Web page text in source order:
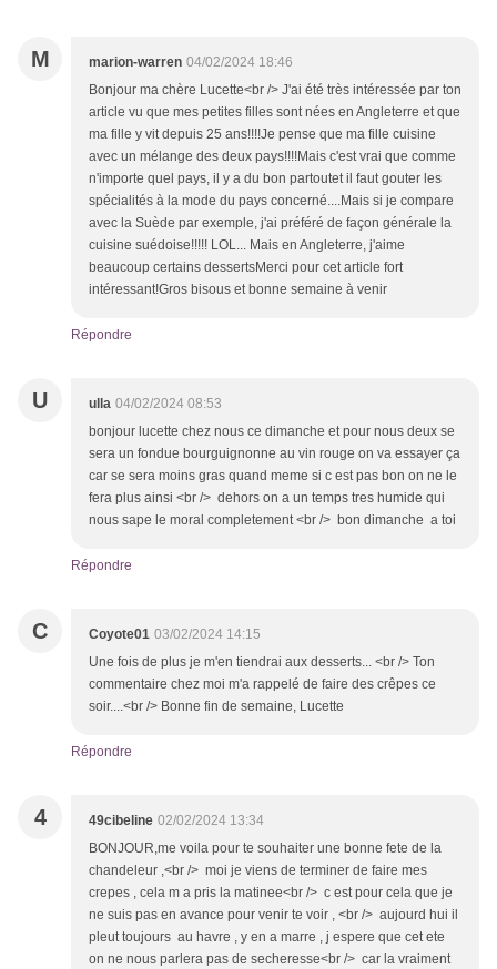
M marion-warren 04/02/2024 18:46
Bonjour ma chère Lucette<br /> J'ai été très intéressée par ton
article vu que mes petites filles sont nées en Angleterre et que
ma fille y vit depuis 25 ans!!!!Je pense que ma fille cuisine
avec un mélange des deux pays!!!!Mais c'est vrai que comme
n'importe quel pays, il y a du bon partoutet il faut gouter les
spécialités à la mode du pays concerné....Mais si je compare
avec la Suède par exemple, j'ai préféré de façon générale la
cuisine suédoise!!!!! LOL... Mais en Angleterre, j'aime
beaucoup certains dessertsMerci pour cet article fort
intéressant!Gros bisous et bonne semaine à venir
Répondre
U ulla 04/02/2024 08:53
bonjour lucette chez nous ce dimanche et pour nous deux se
sera un fondue bourguignonne au vin rouge on va essayer ça
car se sera moins gras quand meme si c est pas bon on ne le
fera plus ainsi <br /> dehors on a un temps tres humide qui
nous sape le moral completement <br /> bon dimanche a toi
Répondre
C Coyote01 03/02/2024 14:15
Une fois de plus je m'en tiendrai aux desserts... <br /> Ton
commentaire chez moi m'a rappelé de faire des crêpes ce
soir....<br /> Bonne fin de semaine, Lucette
Répondre
4 49cibeline 02/02/2024 13:34
BONJOUR,me voila pour te souhaiter une bonne fete de la
chandeleur ,<br /> moi je viens de terminer de faire mes
crepes , cela m a pris la matinee<br /> c est pour cela que je
ne suis pas en avance pour venir te voir , <br /> aujourd hui il
pleut toujours au havre , y en a marre , j espere que cet ete
on ne nous parlera pas de secheresse<br /> car la vraiment